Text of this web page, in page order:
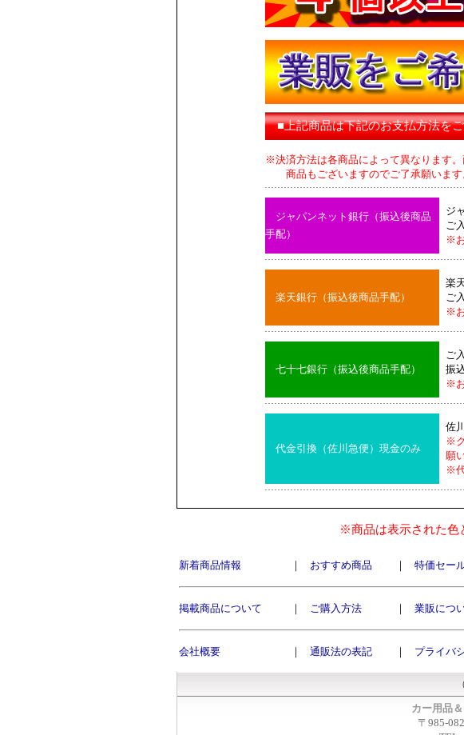
■上記商品は下記のお支払方法を
※決済方法は各商品によって異なります
商品もございますのでご了承願います
ジャパンネット銀行（振込後商品
手配）
ジ
ご
※
楽天銀行（振込後商品手配）
楽
ご
※
七十七銀行（振込後商品手配）
ご
振
※
代金引換（佐川急便）現金のみ
佐
※
願
※
※商品は表示された色
新着商品情報 ｜ おすすめ商品 ｜ 特価セー
掲載商品について ｜ ご購入方法 ｜ 業販につ
会社概要 ｜ 通販法の表記 ｜ プライバ
カー用品
〒985-